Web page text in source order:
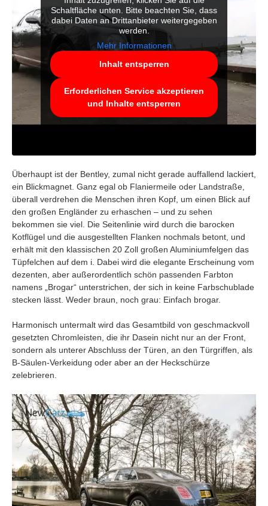
Schaltfläche unten. Bitte beachten Sie, dass
dabei Daten an Drittanbieter weitergegeben
werden.
Mehr Informationen
Inhalt entsperren
Erforderlichen Service akzeptieren
und Inhalte entsperren
Überhaupt ist der Bentley, zumal nicht gerade auffallend lackiert,
ein Blickmagnet. Ganz egal ob Flaniermeile oder Landstraße,
überall verdrehen die Menschen ihren Kopf, um einen Blick auf
den großen Engländer zu erhaschen – und zu sehen
bekommen sie viel. Die Seitenlinie wird durch die barocken
Kotflügel und die ausgestellten Flanken nochmals betont, und
erhält mit den klassischen 20 Zoll großen Aluminiumfelgen das
Tüpfelchen auf dem i. Dabei wird die elegante Erscheinung vom
dezenten, aber außerordentlich schön passenden Farbton
namens „Brogar“ unterstrichen, der sich in keine Farbschublade
stecken lässt. Weder braun, noch grau: Einfach brogar.
Harmonisch untermalt wird das Gesamtbild von geschmackvoll
gesetzten Chromleisten, die ihr Dasein nicht nur an der Front,
sondern als unterer Abschluss der Türen, an den Türgriffen, als
B-Säulen-Verkeidung oder aber an der Heckschürze
zelebrieren.